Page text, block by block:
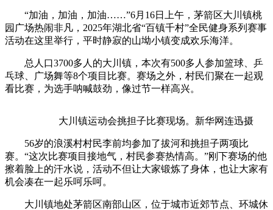
“加油，加油，加油……”6月16日上午，茅箭区大川镇桃
园广场热闹非凡，2025年湖北省“百镇千村”全民健身系列赛事
活动在这里举行，平时静寂的山坳小镇变成欢乐海洋。
总人口3700多人的大川镇，本次有500多人参加篮球、乒
乓球、广场舞等8个项目比赛。赛场之外，村民们聚在一起观
看比赛，为选手呐喊鼓劲，像过节一样高兴。
大川镇运动会挑担子比赛现场。新华网连迅摄
56岁的浪溪村村民李前均参加了拔河和挑担子两项比
赛。“这次比赛项目接地气，村民参赛热情高。”刚下赛场的他
擦着脸上的汗水说，活动不但让大家锻炼了身体，也让大家有
机会凑在一起乐呵乐呵。
大川镇地处茅箭区南部山区，位于城市近郊节点、环城休